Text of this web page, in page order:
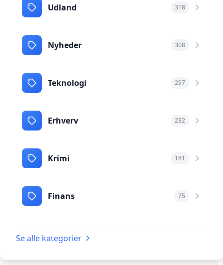
Udland 318
Nyheder 308
Teknologi 297
Erhverv 232
Krimi 181
Finans 75
Se alle kategorier